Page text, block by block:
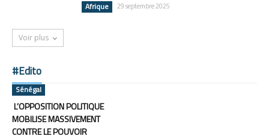
Afrique 29 septembre 2025
Voir plus
#Edito
Sénégal
L’OPPOSITION POLITIQUE
MOBILISE MASSIVEMENT
CONTRE LE POUVOIR